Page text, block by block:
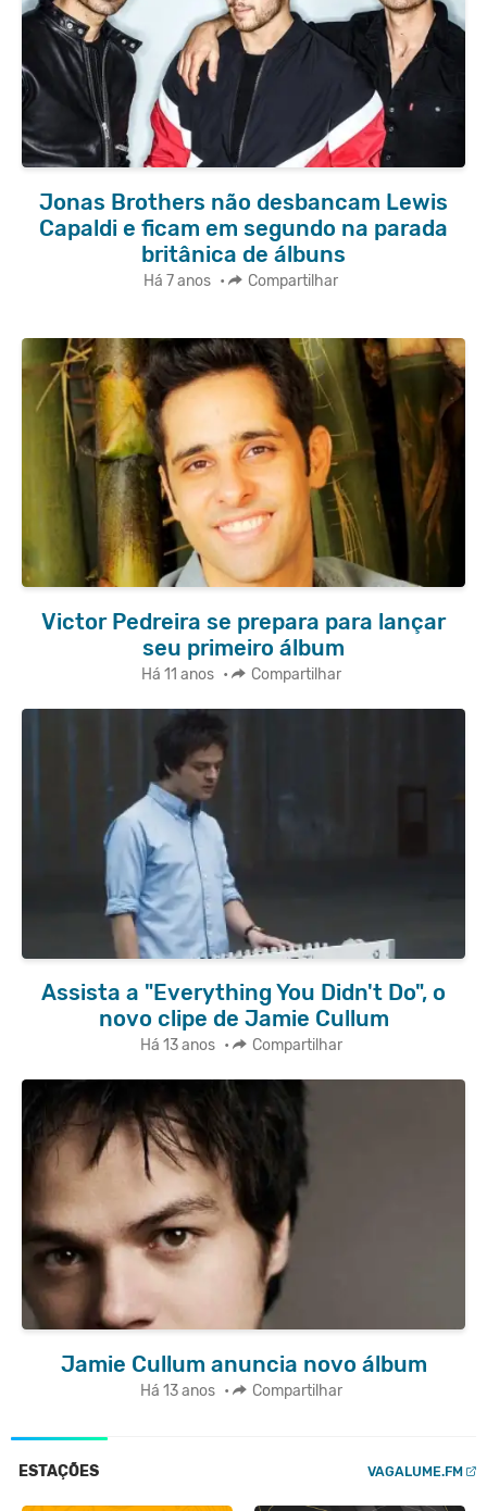
Jonas Brothers não desbancam Lewis
Capaldi e ficam em segundo na parada
britânica de álbuns
Há 7 anos • Compartilhar
Victor Pedreira se prepara para lançar
seu primeiro álbum
Há 11 anos • Compartilhar
Assista a "Everything You Didn't Do", o
novo clipe de Jamie Cullum
Há 13 anos • Compartilhar
Jamie Cullum anuncia novo álbum
Há 13 anos • Compartilhar
ESTAÇÕES VAGALUME.FM